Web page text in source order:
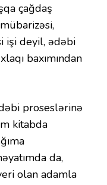
çağdaş
işi deyil, ədəbi
baxımından
proseslərinə
kitabda
da,
olan adamla